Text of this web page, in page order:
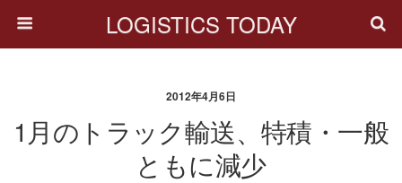
LOGISTICS TODAY
2012年4月6日
1月のトラック輸送、特積・一般
ともに減少